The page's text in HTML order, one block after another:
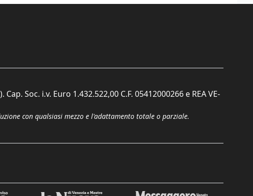
Soc. i.v. Euro 1.432.522,00 C.F. 05412000266 e REA VE-
con qualsiasi mezzo e l'adattamento totale o parziale.